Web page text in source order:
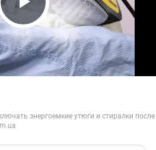
Play Video